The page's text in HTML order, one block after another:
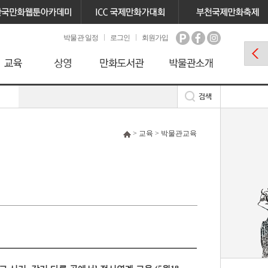
박물관 일정 로그인 회원가입
> 교육 > 박물관교육